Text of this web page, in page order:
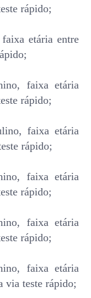
rápido;
etária entre
faixa etária
rápido;
faixa etária
rápido;
faixa etária
rápido;
faixa etária
rápido;
faixa etária
via teste rápido;